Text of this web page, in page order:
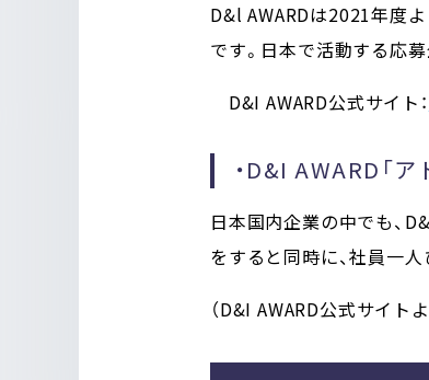
D&l AWARDは2021年度
です。 日本で活動する応
D&I AWARD公式サイト：
・D&I AWARD「
日本国内企業の中でも、
をすると同時に、社員一
（D&I AWARD公式サイト